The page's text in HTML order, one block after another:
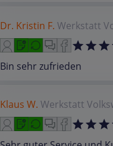
Dr. Kristin F. Werkstatt
Bin sehr zufrieden
Klaus W. Werkstatt